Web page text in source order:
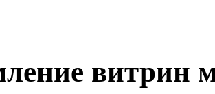
витрин